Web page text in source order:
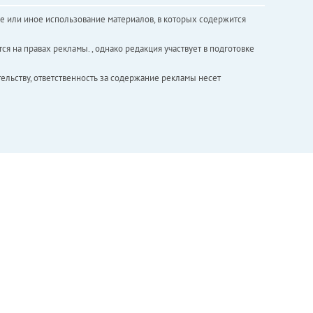
иное использование материалов, в которых содержится
правах рекламы. , однако редакция участвует в подготовке
ответственность за содержание рекламы несет